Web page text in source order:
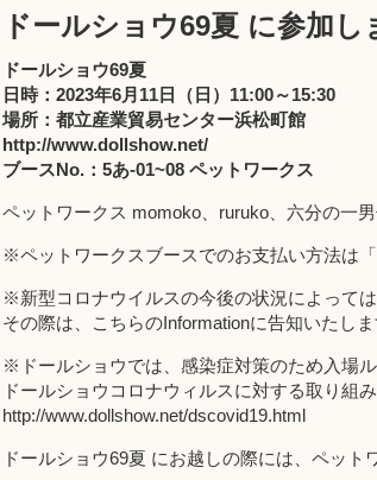
ドールショウ69夏 に参加し
ドールショウ69夏
日時：2023年6月11日（日）11:00～15:30
場所：都立産業貿易センター浜松町館
http://www.dollshow.net/
ブースNo.：5あ-01~08 ペットワークス
ペットワークス momoko、 ruruko、 六分の一
※ペットワークスブースでのお支払い方法は
※新型コロナウイルスの今後の状況によって
その際は、こちらのInformationに告知いたしま
※ドールショウでは、感染症対策のため入場
ドールショウコロナウィルスに対する取り組
http://www.dollshow.net/dscovid19.html
ドールショウ69夏 にお越しの際には、ペット